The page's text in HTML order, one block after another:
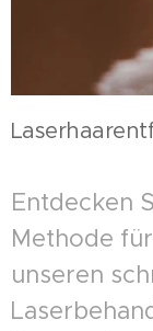
Entdecken
Methode
unseren